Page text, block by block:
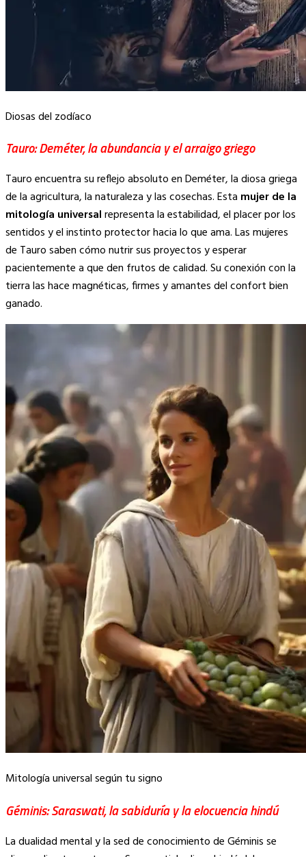
Diosas del zodíaco
Tauro: Deméter, la abundancia y el arraigo griego
Tauro encuentra su reflejo absoluto en Deméter, la diosa griega
de la agricultura, la naturaleza y las cosechas. Esta mujer de la
mitología universalrepresenta la estabilidad, el placer por los
sentidos y el instinto protector hacia lo que ama. Las mujeres
de Tauro saben cómo nutrir sus proyectos y esperar
pacientemente a que den frutos de calidad. Su conexión con la
tierra las hace magnéticas, firmes y amantes del confort bien
ganado.
Mitología universal según tu signo
Géminis: Saraswati, la sabiduría y la elocuencia hindú
La dualidad mental y la sed de conocimiento de Géminis se